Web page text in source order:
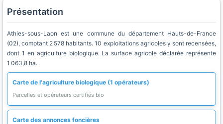
Présentation
Athies-sous-Laon est une commune du département Hauts-de-France
(02), comptant 2 578 habitants. 10 exploitations agricoles y sont recensées,
dont 1 en agriculture biologique. La surface agricole déclarée représente
1 063,8 ha.
Carte de l'agriculture biologique (1 opérateurs)
Parcelles et opérateurs certifiés bio
Carte des annonces foncières